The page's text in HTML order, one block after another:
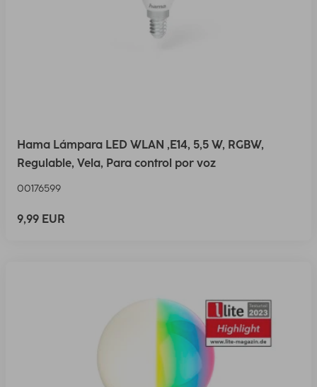
Hama Lámpara LED WLAN ,E14, 5,5 W, RGBW,
Regulable, Vela, Para control por voz
00176599
9,99 EUR